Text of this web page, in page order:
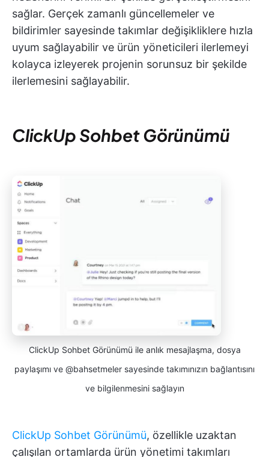
sağlar. Gerçek zamanlı güncellemeler ve
bildirimler sayesinde takımlar değişikliklere hızla
uyum sağlayabilir ve ürün yöneticileri ilerlemeyi
kolayca izleyerek projenin sorunsuz bir şekilde
ilerlemesini sağlayabilir.
ClickUp Sohbet Görünümü
ClickUp Sohbet Görünümü ile anlık mesajlaşma, dosya
paylaşımı ve @bahsetmeler sayesinde takımınızın bağlantısını
ve bilgilenmesini sağlayın
ClickUp Sohbet Görünümü, özellikle uzaktan
çalışılan ortamlarda ürün yönetimi takımları